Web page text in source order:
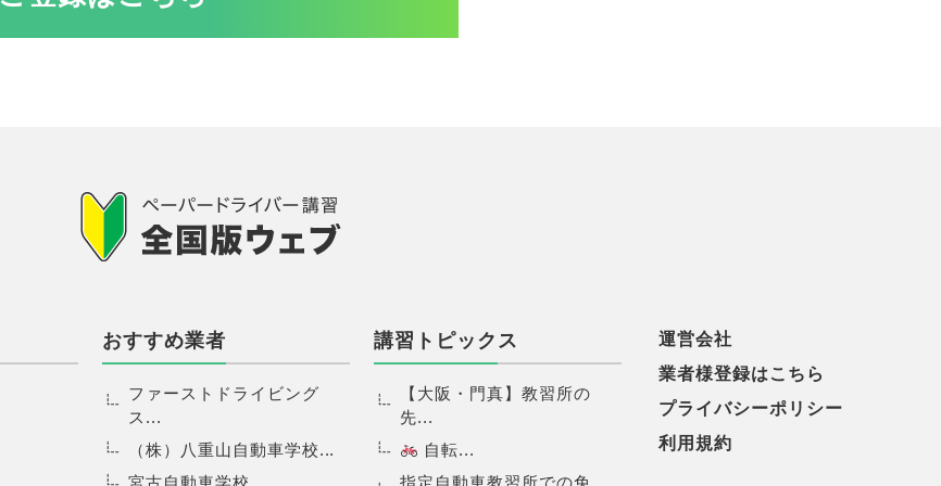
おすすめ業者
ファーストドライビング
ス...
（株）八重山自動車学校...
宮古自動車学校...
講習トピックス
【大阪・門真】教習所の
先...
自転...
指定自動車教習所での免
運営会社
業者様登録はこちら
プライバシーポリシー
利用規約